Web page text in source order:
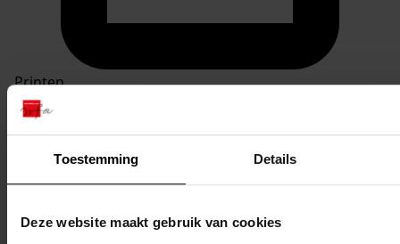
Toestemming Details
Deze website maakt gebruik van cookies
Printen
duurzaam webadres